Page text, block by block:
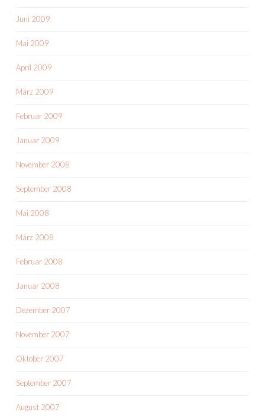
Juni 2009
Mai 2009
April 2009
März 2009
Februar 2009
Januar 2009
November 2008
September 2008
Mai 2008
März 2008
Februar 2008
Januar 2008
Dezember 2007
November 2007
Oktober 2007
September 2007
August 2007